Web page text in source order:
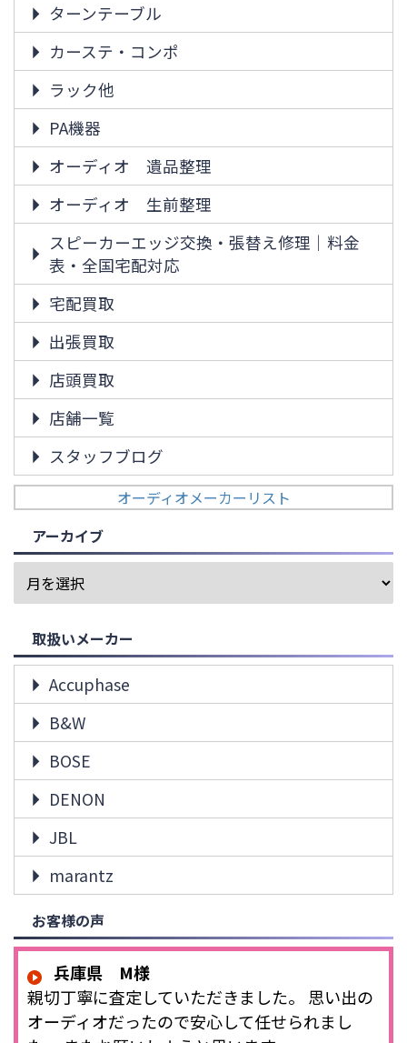
ターンテーブル
カーステ・コンポ
ラック他
PA機器
オーディオ 遺品整理
オーディオ 生前整理
スピーカーエッジ交換・張替え修理｜料金
表・全国宅配対応
宅配買取
出張買取
店頭買取
店舗一覧
スタッフブログ
オーディオメーカーリスト
アーカイブ
取扱いメーカー
Accuphase
B&W
BOSE
DENON
JBL
marantz
お客様の声
兵庫県 M様
親切丁寧に査定していただきました。 思い出の
オーディオだったので安心して任せられまし